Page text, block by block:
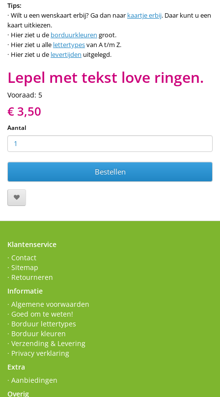
Tips:
Wilt u een wenskaart erbij? Ga dan naar kaartje erbij. Daar kunt u een
kaart uitkiezen.
Hier ziet u de borduurkleuren groot.
Hier ziet u alle lettertypesvan A t/m Z.
Hier ziet u de levertijden uitgelegd.
Lepel met tekst love ringen.
Vooraad: 5
€ 3,50
Aantal
Bestellen
Klantenservice
· Contact
· Sitemap
· Retourneren
Informatie
· Algemene voorwaarden
· Goed om te weten!
· Borduur lettertypes
· Borduur kleuren
· Verzending & Levering
· Privacy verklaring
Extra
· Aanbiedingen
Overig